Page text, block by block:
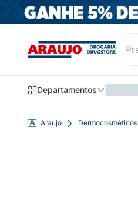
Departamentos
Araujo Dermocosméticos